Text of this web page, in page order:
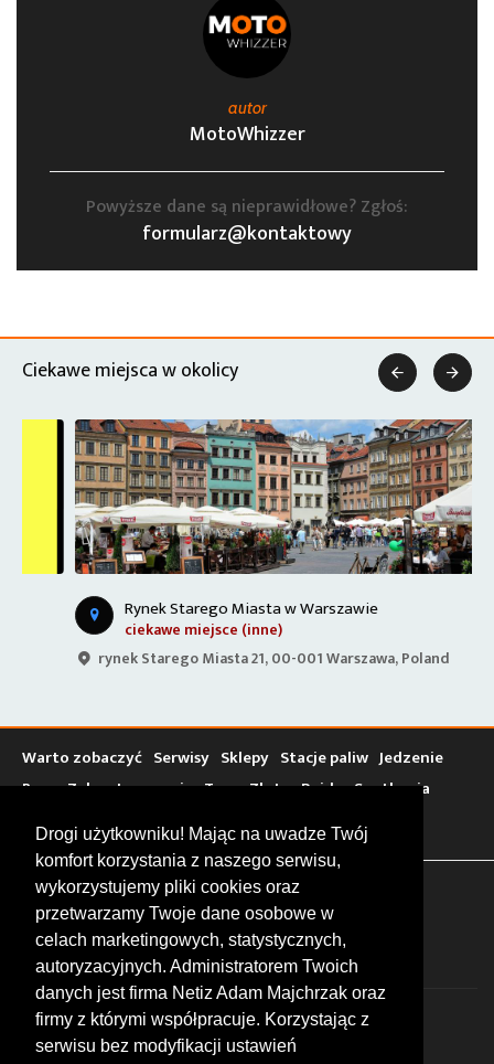
Drogi użytkowniku! Mając na uwadze Twój
komfort korzystania z naszego serwisu,
wykorzystujemy pliki cookies oraz
przetwarzamy Twoje dane osobowe w
celach marketingowych, statystycznych,
autoryzacyjnych. Administratorem Twoich
danych jest firma Netiz Adam Majchrzak oraz
firmy z którymi współpracuje. Korzystając z
serwisu bez modyfikacji ustawień
autor
MotoWhizzer
Powyższe dane są nieprawidłowe? Zgłoś:
formularz@kontaktowy
Ciekawe miejsca w okolicy
Rynek Starego Miasta w Warszawie
ciekawe miejsce (inne)
rynek Starego Miasta 21, 00-001 Warszawa, Poland
 
Warto zobaczyć Serwisy Sklepy Stacje paliw Jedzenie
Bary Zakwaterowanie Tory Zloty Rajdy Spotkania
Targi
Giełdy Szkolenia
FOLLOW US